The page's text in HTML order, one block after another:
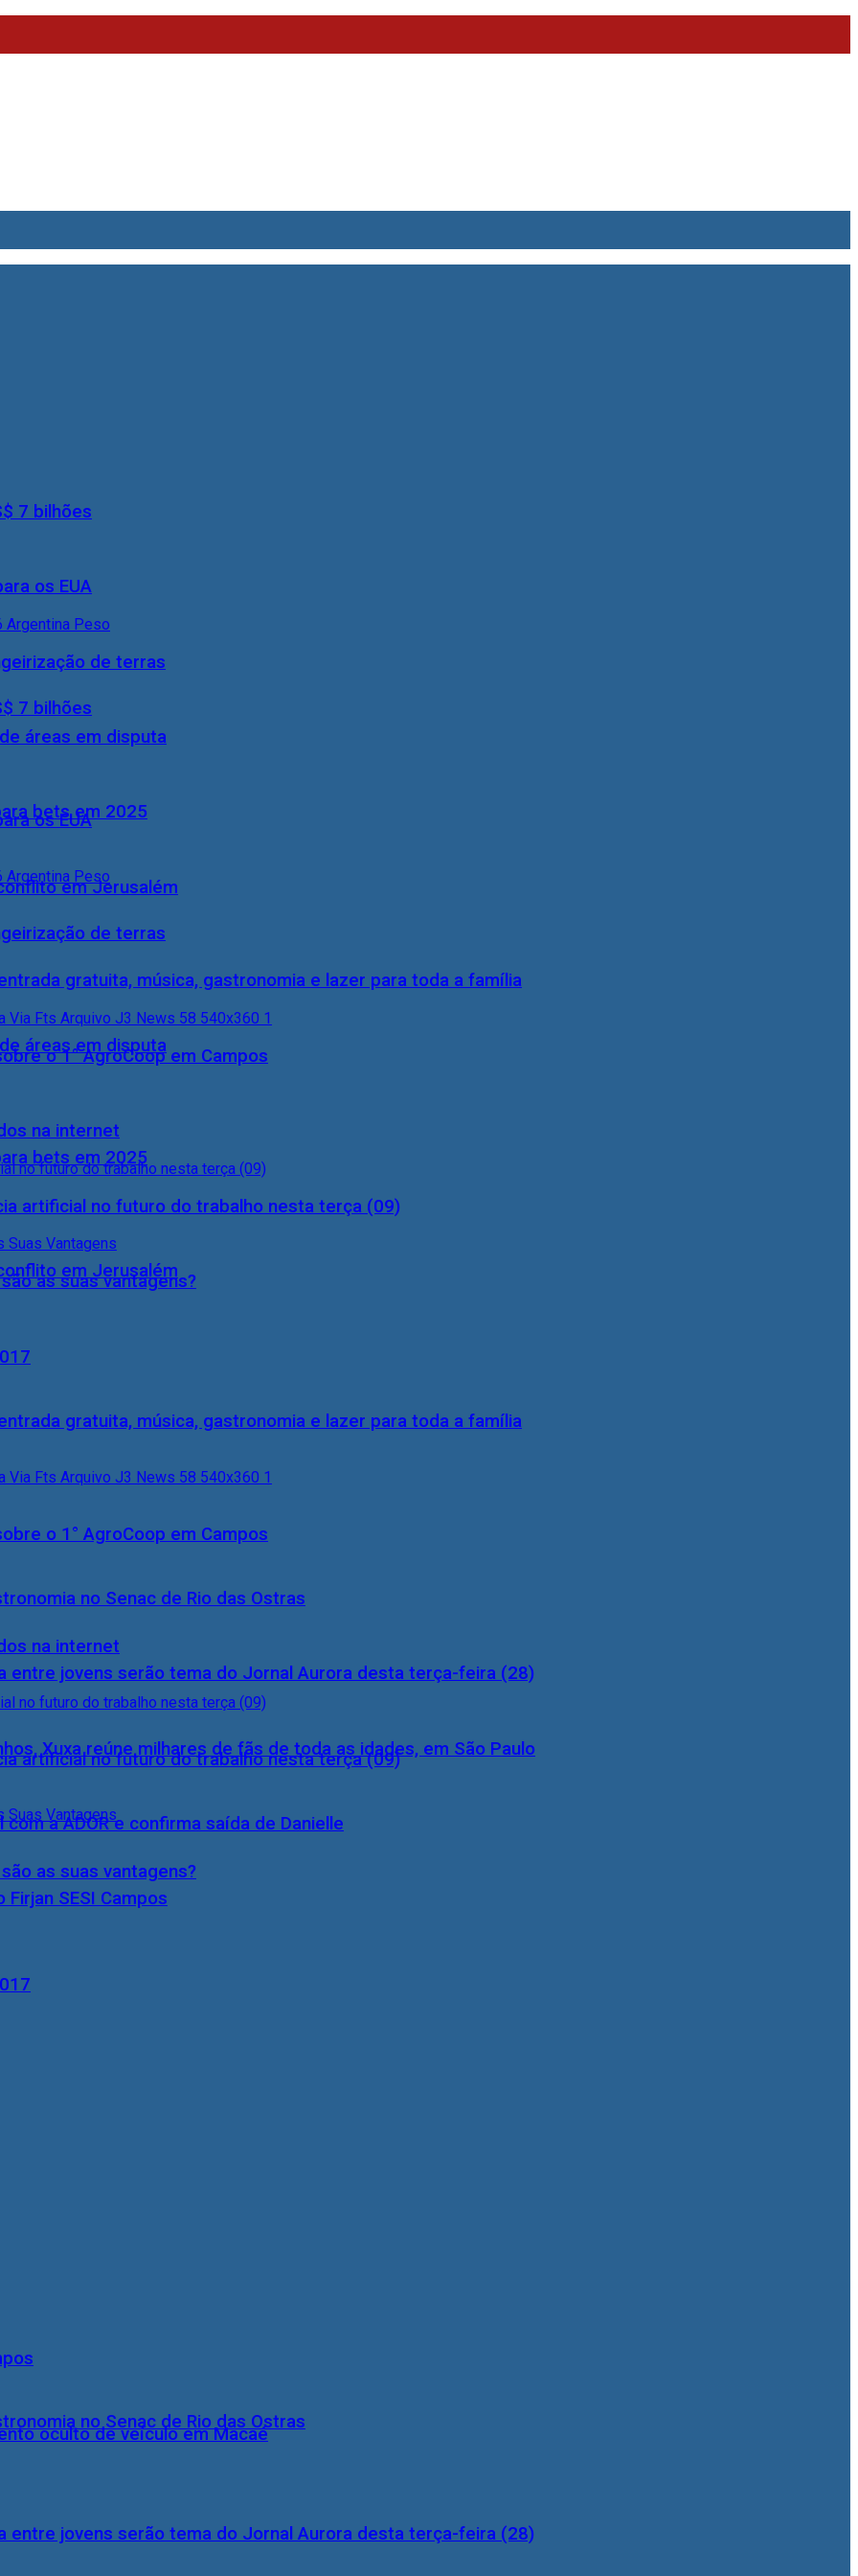
7 bilhões
os EUA
de terras
áreas em disputa
bets em 2025
em Jerusalém
gratuita, música, gastronomia e lazer para toda a família
o 1° AgroCoop em Campos
na internet
artificial no futuro do trabalho nesta terça (09)
as suas vantagens?
no Senac de Rio das Ostras
entre jovens serão tema do Jornal Aurora desta terça-feira (28)
7 bilhões
os EUA
de terras
áreas em disputa
bets em 2025
em Jerusalém
gratuita, música, gastronomia e lazer para toda a família
o 1° AgroCoop em Campos
na internet
artificial no futuro do trabalho nesta terça (09)
as suas vantagens?
no Senac de Rio das Ostras
entre jovens serão tema do Jornal Aurora desta terça-feira (28)
Xuxa reúne milhares de fãs de toda as idades, em São Paulo
a ADOR e confirma saída de Danielle
SESI Campos
oculto de veículo em Macaé